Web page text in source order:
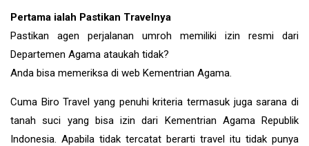
Pertama ialah Pastikan Travelnya
Pastikan agen perjalanan umroh memiliki izin resmi dari
Departemen Agama ataukah tidak?
Anda bisa memeriksa di web Kementrian Agama.
Cuma Biro Travel yang penuhi kriteria termasuk juga sarana di
tanah suci yang bisa izin dari Kementrian Agama Republik
Indonesia. Apabila tidak tercatat berarti travel itu tidak punya